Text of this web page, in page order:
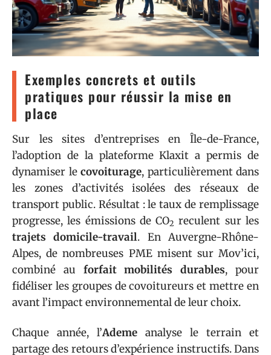
Exemples concrets et outils
pratiques pour réussir la mise en
place
Sur les sites d’entreprises en Île-de-France,
l’adoption de la plateforme Klaxit a permis de
dynamiser le covoiturage, particulièrement dans
les zones d’activités isolées des réseaux de
transport public. Résultat : le taux de remplissage
progresse, les émissions de CO2 reculent sur les
trajets domicile-travail. En Auvergne-Rhône-
Alpes, de nombreuses PME misent sur Mov’ici,
combiné au forfait mobilités durables, pour
fidéliser les groupes de covoitureurs et mettre en
avant l’impact environnemental de leur choix.
Chaque année, l’Ademe analyse le terrain et
partage des retours d’expérience instructifs. Dans